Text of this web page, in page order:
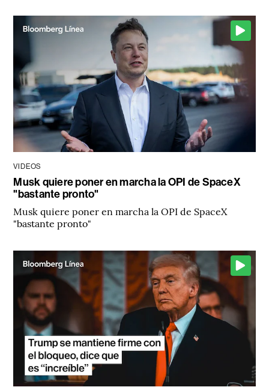
VIDEOS
Musk quiere poner en marcha la OPI de SpaceX
"bastante pronto"
Musk quiere poner en marcha la OPI de SpaceX
"bastante pronto"